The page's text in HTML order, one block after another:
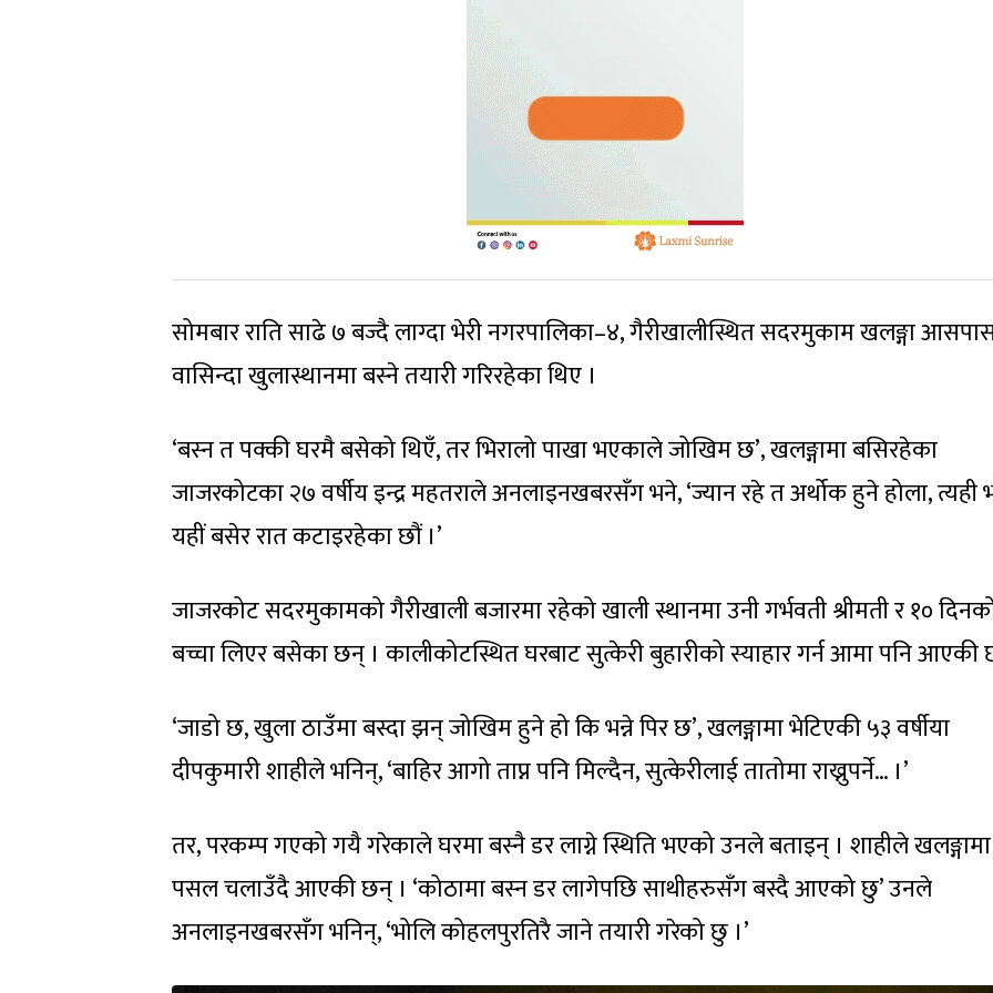
सोमबार राति साढे ७ बज्दै लाग्दा भेरी नगरपालिका–४, गैरीखालीस्थित सदरमुकाम खलङ्गा
वासिन्दा खुलास्थानमा बस्ने तयारी गरिरहेका थिए ।
‘बस्न त पक्की घरमै बसेको थिएँ, तर भिरालो पाखा भएकाले जोखिम छ’, खलङ्गामा बसिरहेका
जाजरकोटका २७ वर्षीय इन्द्र महतराले अनलाइनखबरसँग भने, ‘ज्यान रहे त अर्थोक हुने होला, त्यही
यहीं बसेर रात कटाइरहेका छौं ।’
जाजरकोट सदरमुकामको गैरीखाली बजारमा रहेको खाली स्थानमा उनी गर्भवती श्रीमती र १०
बच्चा लिएर बसेका छन् । कालीकोटस्थित घरबाट सुत्केरी बुहारीको स्याहार गर्न आमा पनि आएकी
‘जाडो छ, खुला ठाउँमा बस्दा झन् जोखिम हुने हो कि भन्ने पिर छ’, खलङ्गामा भेटिएकी ५३ वर्षीया
दीपकुमारी शाहीले भनिन्, ‘बाहिर आगो ताप्न पनि मिल्दैन, सुत्केरीलाई तातोमा राख्नुपर्ने… ।’
तर, परकम्प गएको गयै गरेकाले घरमा बस्नै डर लाग्ने स्थिति भएको उनले बताइन् । शाहीले खलङ्गामा
पसल चलाउँदै आएकी छन् । ‘कोठामा बस्न डर लागेपछि साथीहरुसँग बस्दै आएको छु’ उनले
अनलाइनखबरसँग भनिन्, ‘भोलि कोहलपुरतिरै जाने तयारी गरेको छु ।’